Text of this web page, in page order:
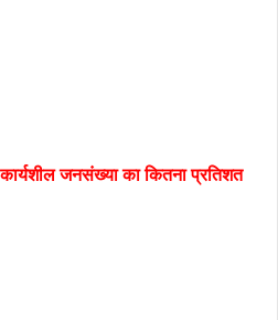
जनसंख्या का कितना प्रतिशत